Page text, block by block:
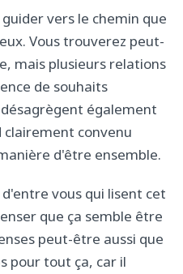
vers le chemin que
Vous trouverez peut-
mais plusieurs relations
de souhaits
également
clairement convenu
d'être ensemble.
vous qui lisent cet
que ça semble être
peut-être aussi que
pour tout ça, car il